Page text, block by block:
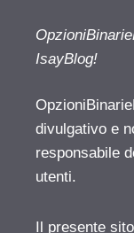
IsayBlog!
divulgativo e
responsabile
utenti.
Il presente